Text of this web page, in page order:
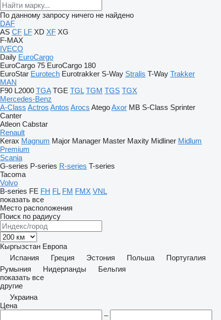
По данному запросу ничего не найдено
DAF
AS CF LF XD XF XG
F-MAX
IVECO
Daily EuroCargo
EuroCargo 75 EuroCargo 180
EuroStar Eurotech Eurotrakker S-Way Stralis T-Way Trakker
MAN
F90 L2000 TGA TGE TGL TGM TGS TGX
Mercedes-Benz
A-Class Actros Antos Arocs AtegoAxor MB S-Class Sprinter
Canter
Atleon Cabstar
Renault
Kerax Magnum Major Manager Master Maxity Midliner Midlum
Premium
Scania
G-series P-series R-series T-series
Tacoma
Volvo
B-series FE FH FL FM FMX VNL
показать все
Место расположения
Поиск по радиусу
Кыргызстан Европа
Испания
Греция Эстония Польша
Португалия
Румыния
Нидерланды
Бельгия
показать все
другие
Украина
Цена
–